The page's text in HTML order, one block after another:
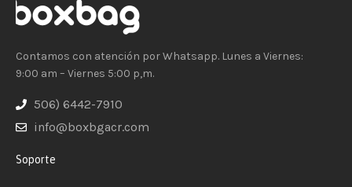
Contamos con atención por Whatsapp. Lunes a Viernes:
9:00 am – Viernes 5:00 p,m.
506) 6442-7910
info@boxbgacr.com
Soporte